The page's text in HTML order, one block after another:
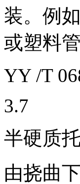
装。例
或塑料
YY /T
3.7
半硬质
由挠曲